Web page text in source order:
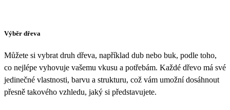
Výběr dřeva
Můžete si vybrat druh dřeva, například dub nebo buk, podle toho,
co nejlépe vyhovuje vašemu vkusu a potřebám. Každé dřevo má své
jedinečné vlastnosti, barvu a strukturu, což vám umožní dosáhnout
přesně takového vzhledu, jaký si představujete.